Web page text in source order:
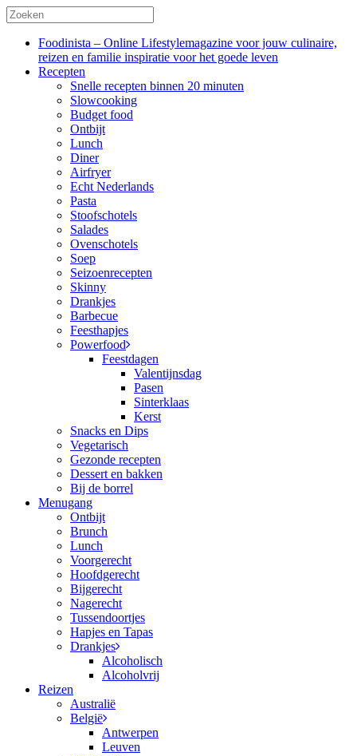
Foodinista – Online Lifestylemagazine voor jouw culinaire,
reizen en familie inspiratie voor het goede leven
Recepten
Snelle recepten binnen 20 minuten
Slowcooking
Budget food
Ontbijt
Lunch
Diner
Airfryer
Echt Nederlands
Pasta
Stoofschotels
Salades
Ovenschotels
Soep
Seizoenrecepten
Skinny
Drankjes
Barbecue
Feesthapjes
Powerfood
Feestdagen
Valentijnsdag
Pasen
Sinterklaas
Kerst
Snacks en Dips
Vegetarisch
Gezonde recepten
Dessert en bakken
Bij de borrel
Menugang
Ontbijt
Brunch
Lunch
Voorgerecht
Hoofdgerecht
Bijgerecht
Nagerecht
Tussendoortjes
Hapjes en Tapas
Drankjes
Alcoholisch
Alcoholvrij
Reizen
Australië
België
Antwerpen
Leuven